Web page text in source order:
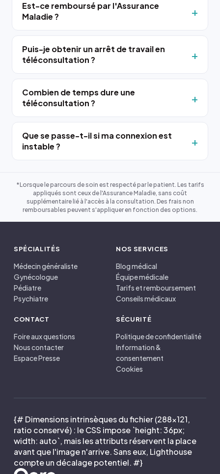
Est-ce remboursé par l'Assurance
Maladie ?
Puis-je obtenir un arrêt de travail en
téléconsultation ?
Combien de temps dure une
téléconsultation ?
Que se passe-t-il si ma connexion est
instable ?
*Lorsque le parcours de soin est respecté par le patient. Les tarifs
appliqués sont ceux de l'Assurance Maladie, sans coût
supplémentaire lié à l'accès à la consultation. Des frais non
remboursables peuvent s'appliquer en fonction des options.
SPÉCIALITÉS
Médecin généraliste
Gynécologue
Pédiatre
Psychiatre
NOS SERVICES
Blog médical
Équipe médicale
Tarifs et remboursement
Conseils médicaux
CONTACT
Foire aux questions
Nous contacter
Espace Presse
SÉCURITÉ
Politique de confidentialité
Information &
consentement
Cookies
{# Dimensions intrinsèques du fichier (288×121,
ratio conservé) : le CSS impose `height: 36px;
width: auto`, mais les attributs réservent la place
avant que l'image n'arrive. Sans eux, Lighthouse
compte un décalage potentiel. #}